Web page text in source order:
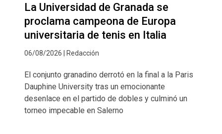
La Universidad de Granada se
proclama campeona de Europa
universitaria de tenis en Italia
06/08/2026 | Redacción
El conjunto granadino derrotó en la final a la Paris
Dauphine University tras un emocionante
desenlace en el partido de dobles y culminó un
torneo impecable en Salerno